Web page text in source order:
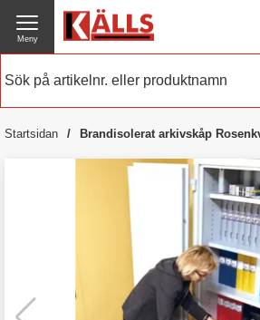
0476 - 214 80
Meny
Startsidan Brandisolerat arkivskåp